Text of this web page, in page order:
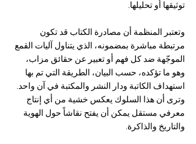
توثيقها أو تحليلها.
وتعتبر المنظمة أن مصادرة الكتاب قد تكون
مرتبطة مباشرة بمضمونه، الذي يتناول آليات القمع
الموجّهة ضد كل فهم أو تعبير عن حقائق مزاب،
وهو ما تؤكده، حسب البيان، الطريقة التي تم بها
استهداف الكاتبة ودار النشر والمكتبة في آن واحد.
وترى أن هذا السلوك يعكس خشية من أي إنتاج
معرفي مستقل يمكن أن يفتح نقاشاً حول الهوية
والتاريخ والذاكرة.